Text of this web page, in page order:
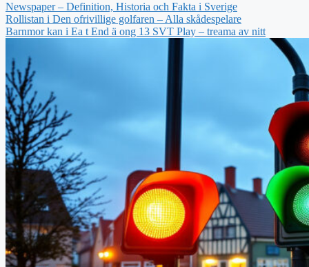
Newspaper – Definition, Historia och Fakta i Sverige
Rollistan i Den ofrivillige golfaren – Alla skådespelare
Barnmor kan i Ea t End ä ong 13 SVT Play – treama av nitt